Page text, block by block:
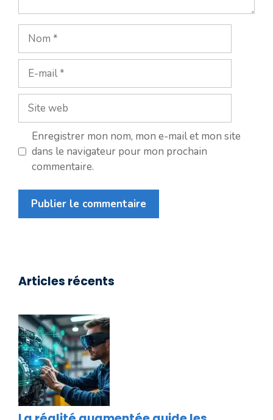
Nom
mail
Site
web
Enregistrer mon nom, mon e-mail et mon site
dans le navigateur pour mon prochain
commentaire.
Articles récents